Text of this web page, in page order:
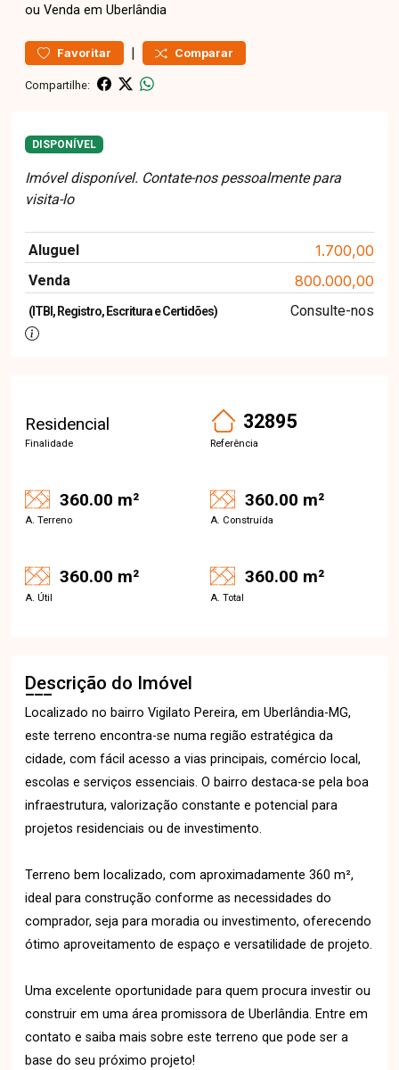
ou Venda em Uberlândia
Favoritar | Comparar
Compartilhe:
DISPONÍVEL
Imóvel disponível. Contate-nos pessoalmente para
visita-lo
Aluguel 1.700,00
Venda 800.000,00
(ITBI, Registro, Escritura e Certidões) Consulte-nos
Residencial
Finalidade
32895
Referência
360.00 m²
A. Terreno
360.00 m²
A. Construída
360.00 m²
A. Útil
360.00 m²
A. Total
Descrição do Imóvel
Localizado no bairro Vigilato Pereira, em Uberlândia-MG,
este terreno encontra-se numa região estratégica da
cidade, com fácil acesso a vias principais, comércio local,
escolas e serviços essenciais. O bairro destaca-se pela boa
infraestrutura, valorização constante e potencial para
projetos residenciais ou de investimento.
Terreno bem localizado, com aproximadamente 360 m²,
ideal para construção conforme as necessidades do
comprador, seja para moradia ou investimento, oferecendo
ótimo aproveitamento de espaço e versatilidade de projeto.
Uma excelente oportunidade para quem procura investir ou
construir em uma área promissora de Uberlândia. Entre em
contato e saiba mais sobre este terreno que pode ser a
base do seu próximo projeto!